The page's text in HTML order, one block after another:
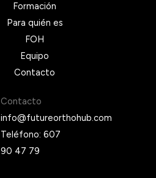
Formación
Para quién es
FOH
Equipo
Contacto
Contacto
info@futureorthohub.com
Teléfono: 607
90 47 79